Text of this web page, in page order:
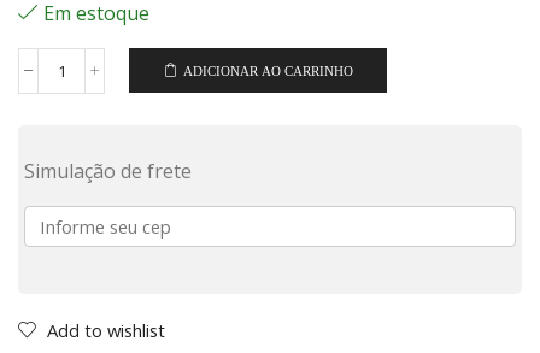
Em estoque
ADICIONAR AO CARRINHO
Simulação de frete
Add to wishlist